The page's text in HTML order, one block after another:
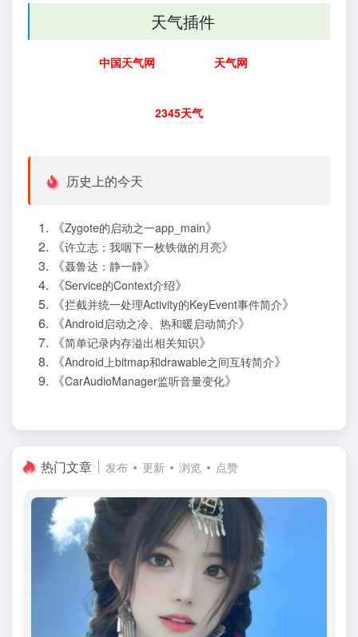
天气插件
中国天气网 天气网
2345天气
历史上的今天
《Zygote的启动之一app_main》
《许立志：我咽下一枚铁做的月亮》
《聂鲁达：静一静》
《Service的Context介绍》
《拦截并统一处理Activity的KeyEvent事件简介》
《Android启动之冷、热和暖启动简介》
《简单记录内存溢出相关知识》
《Android上bitmap和drawable之间互转简介》
《CarAudioManager监听音量变化》
热门文章 发布 更新 浏览 点赞